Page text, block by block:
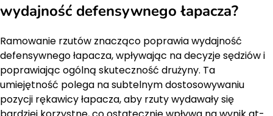
wydajność defensywnego łapacza?
Ramowanie rzutów znacząco poprawia wydajność
defensywnego łapacza, wpływając na decyzje sędziów i
poprawiając ogólną skuteczność drużyny. Ta
umiejętność polega na subtelnym dostosowywaniu
pozycji rękawicy łapacza, aby rzuty wydawały się